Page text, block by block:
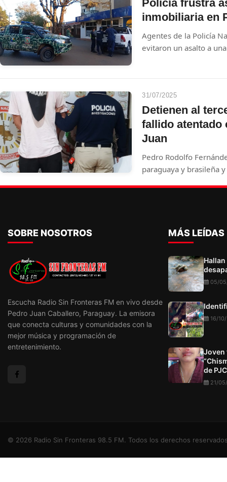
Policía frustra
inmobiliaria en
Agentes de la Policía
evitaron un asalto a
31/07/2025
Detienen al
fallido atentado
Juan
Pedro Rodolfo
paraguaya y brasileña
incautaron un arma,
atacantes y una
SOBRE NOSOTROS
Escucha Radio Sin Fronteras FM en vivo desde
Pedro Juan Caballero, Paraguay. La emisora
que conecta culturas y comunidades con la
mejor música y programación de
entretenimiento.
MÁS LEÍDAS
05/
16/
Joven
de PJC
21/
© 2026 Radio Sin Fronteras 98.5 FM. Todos los derechos